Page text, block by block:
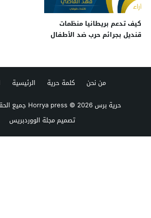
كيف تدعم بريطانيا منظمات
قنديل بجرائم حرب ضد الأطفال
من نحن كلمة حرية الرئيسية
حرية برس Horrya press© 2026 جميع الحقوق محفوظة.
تصميممجلة الووردبريس